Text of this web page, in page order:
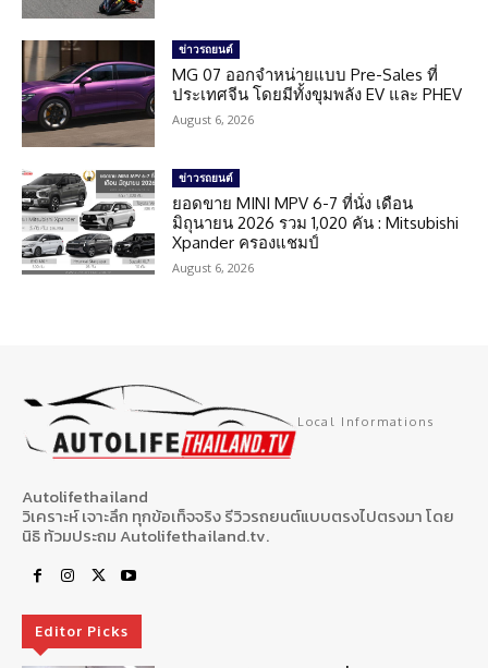
ข่าวรถยนต์
MG 07 ออกจำหน่ายแบบ Pre-Sales ที่
ประเทศจีน โดยมีทั้งขุมพลัง EV และ PHEV
August 6, 2026
ข่าวรถยนต์
ยอดขาย MINI MPV 6-7 ที่นั่ง เดือน
มิถุนายน 2026 รวม 1,020 คัน : Mitsubishi
Xpander ครองแชมป์
August 6, 2026
Local Informations
Autolifethailand
วิเคราะห์ เจาะลึก ทุกข้อเท็จจริง รีวิวรถยนต์แบบตรงไปตรงมา โดย
นิธิ ท้วมประถม Autolifethailand.tv.
Editor Picks